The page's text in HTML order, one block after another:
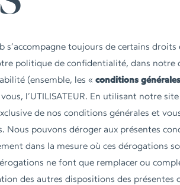
s’accompagne toujours de certains
politique de confidentialité, dans notre
(ensemble, les «conditions
vous, l’UTILISATEUR. En utilisant notre
de nos conditions générales et
Nous pouvons déroger aux présentes
dans la mesure où ces dérogations
ne font que remplacer ou
des autres dispositions des présentes